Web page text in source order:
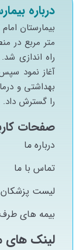
درباره
متر مربع در
راه اندازي
آغاز نمود
بهداشتي و
را گسترش داد.
صفحات
درباره ما
تماس با ما
لیست پزشکان
بیمه های طرف
لینک های